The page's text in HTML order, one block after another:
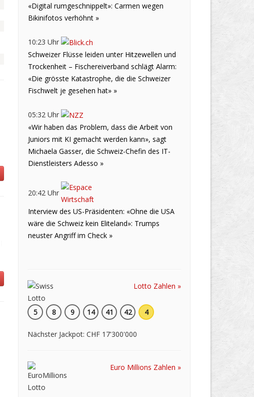
«Digital rumgeschnippelt»: Carmen wegen
Bikinifotos verhöhnt »
10:23 Uhr
Schweizer Flüsse leiden unter Hitzewellen und
Trockenheit – Fischereiverband schlägt Alarm:
«Die grösste Katastrophe, die die Schweizer
Fischwelt je gesehen hat» »
05:32 Uhr
«Wir haben das Problem, dass die Arbeit von
Juniors mit KI gemacht werden kann», sagt
Michaela Gasser, die Schweiz-Chefin des IT-
Dienstleisters Adesso »
20:42 Uhr
Interview des US-Präsidenten: «Ohne die USA
wäre die Schweiz kein Eliteland»: Trumps
neuster Angriff im Check »
Lotto Zahlen »
5 8 9 14 41 42 4
Nächster Jackpot: CHF 17'300'000
Euro Millions Zahlen »